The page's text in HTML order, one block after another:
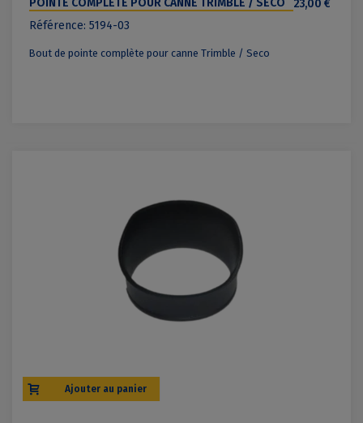
POINTE COMPLÈTE POUR CANNE TRIMBLE / SECO 23,00 €
Référence: 5194-03
Bout de pointe complète pour canne Trimble / Seco
Ajouter au panier